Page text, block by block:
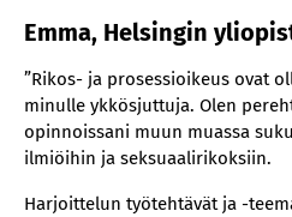
Emma, Helsingin
”Rikos- ja prosessioikeus ovat
minulle ykkösjuttuja. Olen
opinnoissani muun muassa
ilmiöihin ja seksuaalirikoksiin.
Harjoittelun työtehtävät ja -